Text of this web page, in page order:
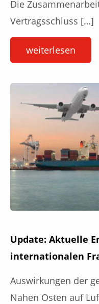
Die
Vertragsschluss […]
weiterlesen
Update: Aktuelle
internationalen
Auswirkungen der
Nahen Osten auf